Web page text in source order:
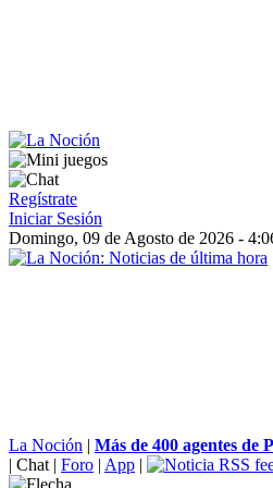
Regístrate
Iniciar Sesión
Domingo, 09 de Agosto de 2026 -
La Noción | Más de 400 agentes
| Chat | Foro | App |